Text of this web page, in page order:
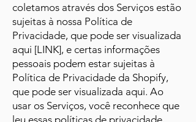
coletamos através dos Serviços estão
sujeitas à nossa Política de
Privacidade, que pode ser visualizada
aqui [LINK], e certas informações
pessoais podem estar sujeitas à
Política de Privacidade da Shopify,
que pode ser visualizada aqui. Ao
usar os Serviços, você reconhece que
leu essas políticas de privacidade.